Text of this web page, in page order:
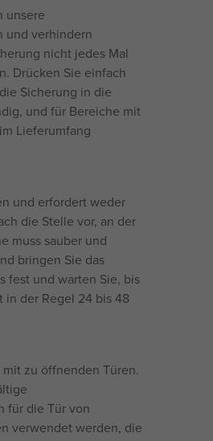
unsere
und verhindern
nicht jedes Mal
Drücken Sie einfach
Sicherung in die
und für Bereiche mit
Lieferumfang
und erfordert weder
die Stelle vor, an der
muss sauber und
bringen Sie das
fest und warten Sie, bis
in der Regel 24 bis 48
zu öffnenden Türen.
für die Tür von
verwendet werden, die